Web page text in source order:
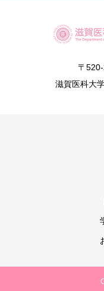
〒520-
滋賀医科大